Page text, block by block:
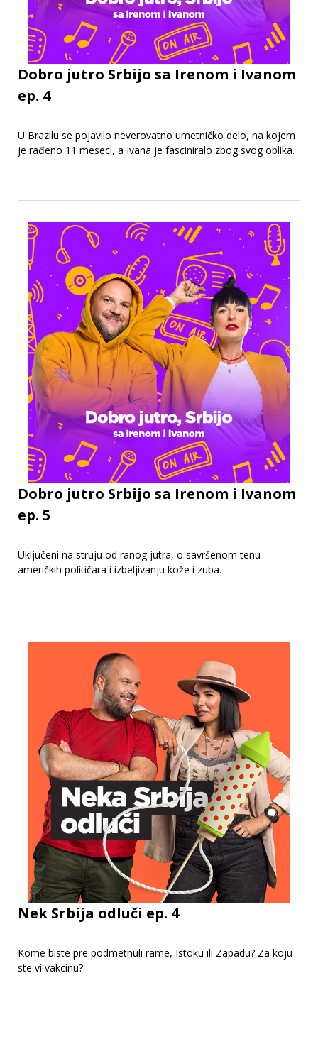
Dobro jutro Srbijo sa Irenom i Ivanom
ep. 4
U Brazilu se pojavilo neverovatno umetničko delo, na kojem
je rađeno 11 meseci, a Ivana je fasciniralo zbog svog oblika.
Dobro jutro Srbijo sa Irenom i Ivanom
ep. 5
Uključeni na struju od ranog jutra, o savršenom tenu
američkih političara i izbeljivanju kože i zuba.
Nek Srbija odluči ep. 4
Kome biste pre podmetnuli rame, Istoku ili Zapadu? Za koju
ste vi vakcinu?